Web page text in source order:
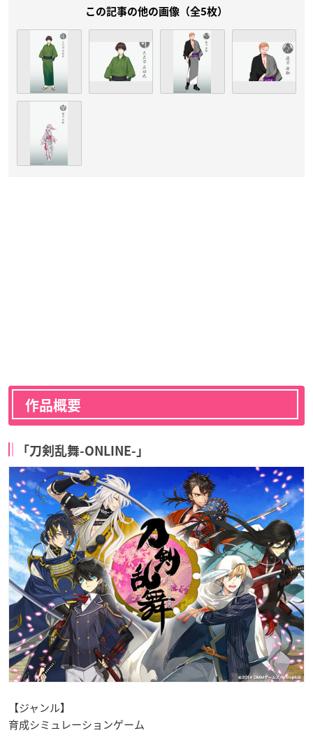
この記事の他の画像（全5枚）
作品概要
「刀剣乱舞-ONLINE-」
【ジャンル】
育成シミュレーションゲーム